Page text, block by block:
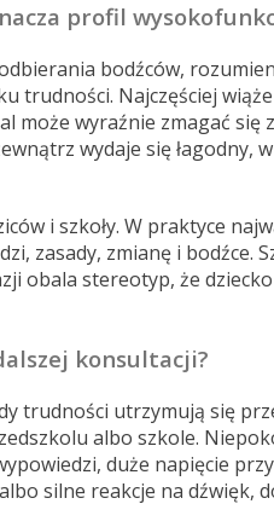
profil
bodźców,
trudności. Najczęściej
może wyraźnie zmagać się
wydaje się łagodny,
i szkoły. W praktyce
zasady, zmianę i bodźce.
obala stereotyp, że
konsultacji?
trudności utrzymują się
albo szkole.
duże napięcie
silne reakcje na dźwięk,